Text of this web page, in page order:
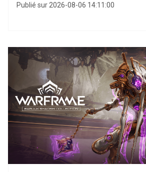
Publié sur 2026-08-06 14:11:00